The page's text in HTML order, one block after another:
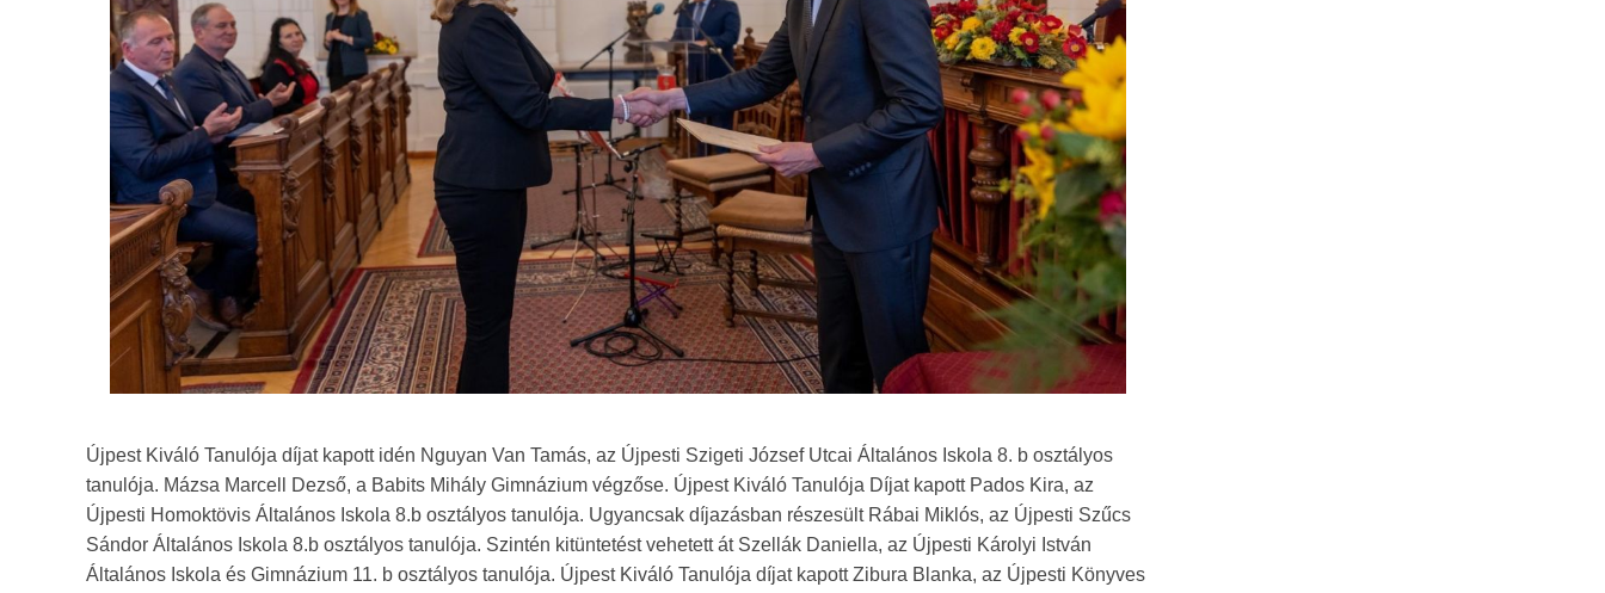
Újpest Kiváló Tanulója díjat kapott idén Nguyan Van Tamás, az Újpesti Szigeti József Utcai Általános Iskola 8. b osztályos
tanulója. Mázsa Marcell Dezső, a Babits Mihály Gimnázium végzőse. Újpest Kiváló Tanulója Díjat kapott Pados Kira, az
Újpesti Homoktövis Általános Iskola 8.b osztályos tanulója. Ugyancsak díjazásban részesült Rábai Miklós, az Újpesti Szűcs
Sándor Általános Iskola 8.b osztályos tanulója. Szintén kitüntetést vehetett át Szellák Daniella, az Újpesti Károlyi István
Általános Iskola és Gimnázium 11. b osztályos tanulója. Újpest Kiváló Tanulója díjat kapott Zibura Blanka, az Újpesti Könyves